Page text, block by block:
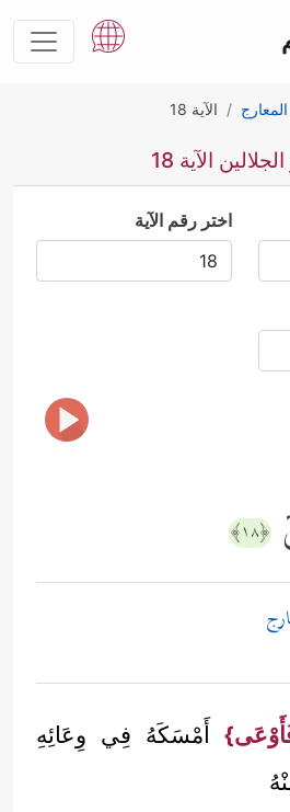
المعارج الآية 18
الآية 18
اختر رقم الآية
﴿١٨﴾
أَمْسَكَهُ فِي وِعَائِهِ